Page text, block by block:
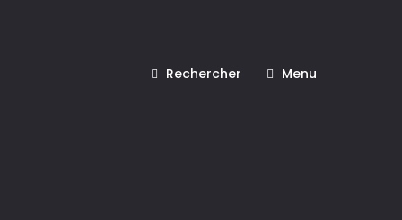
Rechercher Menu